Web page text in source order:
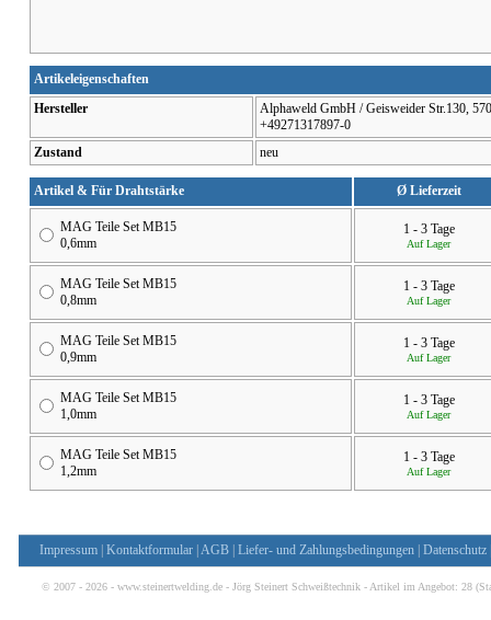
Artikeleigenschaften
Hersteller
Alphaweld GmbH / Geisweider Str.130,
+49271317897-0
Zustand
neu
Artikel & Für Drahtstärke Ø Lieferzeit
MAG Teile Set MB15
0,6mm
1 - 3 Tage
Auf Lager
MAG Teile Set MB15
0,8mm
1 - 3 Tage
Auf Lager
MAG Teile Set MB15
0,9mm
1 - 3 Tage
Auf Lager
MAG Teile Set MB15
1,0mm
1 - 3 Tage
Auf Lager
MAG Teile Set MB15
1,2mm
1 - 3 Tage
Auf Lager
Impressum Kontaktformular AGB Liefer- und Zahlungsbedingungen Datenschutz
© 2007 - 2026 - www.steinertwelding.de - Jörg Steinert Schweißtechnik - Artikel im Angebot: 28